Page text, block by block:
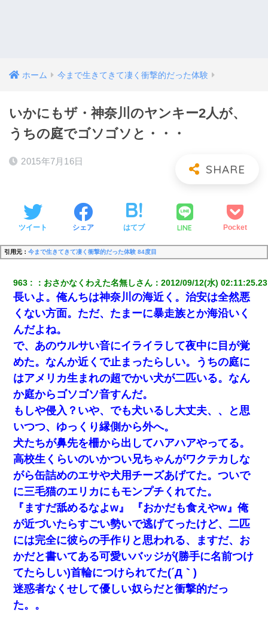
ホーム 今まで生きてきて凄く衝撃的だった体験
いかにもザ・神奈川のヤンキー2人が、
うちの庭でゴソゴソと・・・
2015年7月16日
ツイート シェア はてブ LINE Pocket
引用元： 今まで生きてきて凄く衝撃的だった体験 84度目
963 ： おさかなくわえた名無しさん ：2012/09/12(水)
長いよ。俺んちは神奈川の海近く。治安は全然悪
くない方面。ただ、たまーに暴走族とか海沿いく
んだよね。
で、あのウルサい音にイライラして夜中に目が覚
めた。なんか近くで止まったらしい。うちの庭に
はアメリカ生まれの超でかい犬が二匹いる。なん
か庭からゴソゴソ音すんだ。
もしや侵入？いや、でも犬いるし大丈夫、、と思
いつつ、ゆっくり縁側から外へ。
犬たちが鼻先を柵から出してハアハアやってる。
高校生くらいのいかつい兄ちゃんがワクテカしな
がら缶詰めのエサや犬用チーズあげてた。ついで
に三毛猫のエリカにもモンプチくれてた。
『ますだ舐めるなよw』 『おかだも食えやw』俺
が近づいたらすごい勢いで逃げてったけど、二匹
には完全に彼らの手作りと思われる、ますだ、お
かだと書いてある可愛いバッジが(勝手に名前つけ
てたらしい)首輪につけられてた(´Д｀)
迷惑者なくせして優しい奴らだと衝撃的だっ
た。。